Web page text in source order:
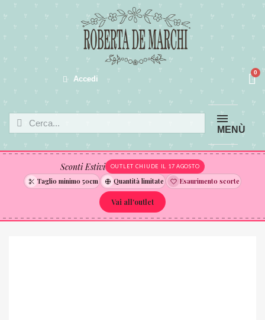
Accedi
MENÙ
Sconti Estivi OUTLET CHIUDE IL 17 AGOSTO
Taglio minimo 50cm Quantità limitate Esaurimento scorte
Vai all'outlet